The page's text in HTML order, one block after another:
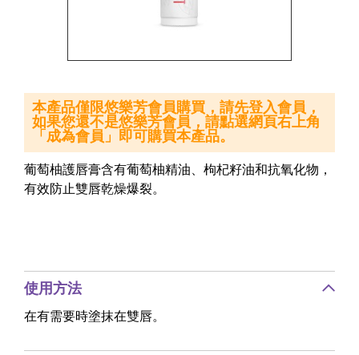
葡萄柚護唇膏含有葡萄柚精油、枸杞籽油和抗氧化物，
有效防止雙唇乾燥爆裂。
本產品僅限悠樂芳會員購買，請先登入會員，
如果您還不是悠樂芳會員，請點選網頁右上角
「成為會員」即可購買本產品。
使用方法
在有需要時塗抹在雙唇。